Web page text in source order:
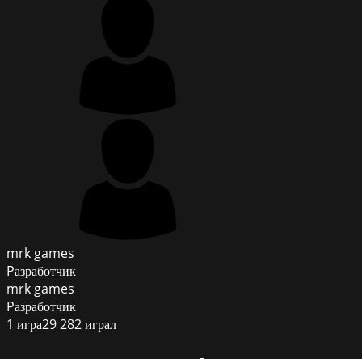
mrk games
Pазработчик
mrk games
Pазработчик
1 игра29 282играл